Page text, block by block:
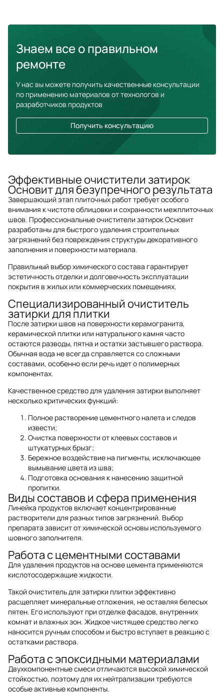
Знаем все о правильном
ремонте
У нас вы можете получить качественные консультации
по применению материалов от технологов и
разработчиков продуктов
Получить консультацию
Эффективные очистители затирок
Основит для безупречного результата
Завершающий этап плиточных работ требует особого
внимания к чистоте облицовки и сохранности межплиточных
швов. Профессиональные очистители затирок Основит
разработаны для быстрого удаления строительных
загрязнений без повреждения структуры декоративного
заполнения и поверхности материала.
Правильный выбор химического состава гарантирует
эстетичность отделки и долговечность эксплуатации
покрытия в жилых или коммерческих помещениях.
Специализированный очиститель
затирки для плитки
После затирки швов на поверхности керамогранита,
керамической плитки или натурального камня часто
остаются разводы, пятна и остатки застывшего раствора.
Обычная вода не всегда справляется со сложными
составами, особенно если речь идет о полимерных
компонентах.
Качественное средство для удаления затирки выполняет
несколько критических функций:
Полное растворение цементного налета и следов
извести;
Очистка поверхности от клеевых составов и
штукатурных брызг;
Бережное воздействие на пигменты, исключающее
вымывание цвета из шва;
Подготовка основания к нанесению защитной
пропитки.
Виды составов и сфера применения
Линейка продуктов включает концентрированные
растворители для разных типов загрязнений. Выбор
препарата зависит от химической основы используемого
шовного заполнителя.
Работа с цементными составами
Для удаления продуктов на основе цемента применяются
кислотосодержащие жидкости.
Такой очиститель для затирки плитки эффективно
расщепляет минеральные отложения, не оставляя белесых
пятен. Его используют при отделке фасадов, внутренних
комнат и влажных зон. Жидкое чистящее средство легко
наносится ручным способом и быстро вступает в реакцию с
остатками раствора.
Работа с эпоксидными материалами
Двухкомпонентные смеси отличаются высокой химической
стойкостью, поэтому для их нейтрализации требуются
особые активные компоненты.